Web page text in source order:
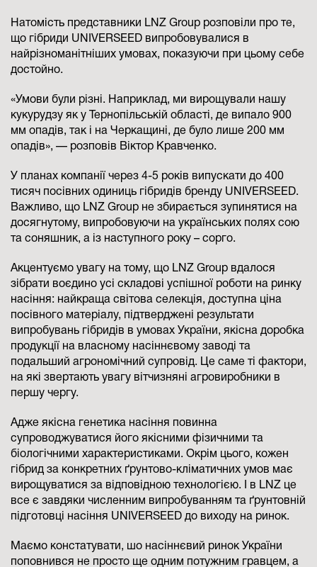
Натомість представники LNZ Group розповіли про те,
що гібриди UNIVERSEED випробовувалися в
найрізноманітніших умовах, показуючи при цьому себе
достойно.
«Умови були різні. Наприклад, ми вирощували нашу
кукурудзу як у Тернопільській області, де випало 900
мм опадів, так і на Черкащині, де було лише 200 мм
опадів», — розповів Віктор Кравченко.
У планах компанії через 4-5 років випускати до 400
тисяч посівних одиниць гібридів бренду UNIVERSEED.
Важливо, що LNZ Group не збирається зупинятися на
досягнутому, випробовуючи на українських полях сою
та соняшник, а із наступного року – сорго.
Акцентуємо увагу на тому, що LNZ Group вдалося
зібрати воєдино усі складові успішної роботи на ринку
насіння: найкраща світова селекція, доступна ціна
посівного мате­ріалу, підтверджені результати
випробувань гібридів в умовах України, якісна доробка
продукції на власному насіннєвому заводі та
подальший агрономічний супровід. Це саме ті фактори,
на які звертають увагу вітчизняні агровиробники в
першу чергу.
Адже якісна генетика насіння повинна
супроводжуватися його якісними фізичними та
біологічними характеристиками. Окрім цього, кожен
гібрид за конкретних ґрунтово-кліматичних умов має
вирощуватися за відповідною технологією. І в LNZ це
все є завдяки численним випробуванням та ґрунтовній
підготовці насіння UNIVERSEED до виходу на ринок.
Маємо констатувати, шо насіннєвий ринок України
поповнився не просто ще одним потужним гравцем, а